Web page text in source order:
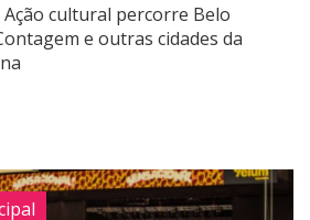
cultural percorre Belo
e outras cidades da